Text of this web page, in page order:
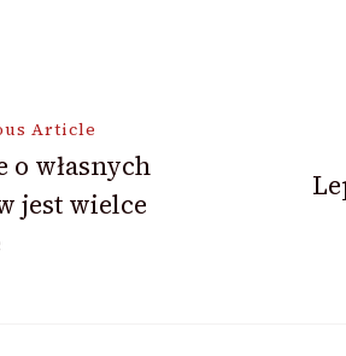
Article
o własnych
jest wielce